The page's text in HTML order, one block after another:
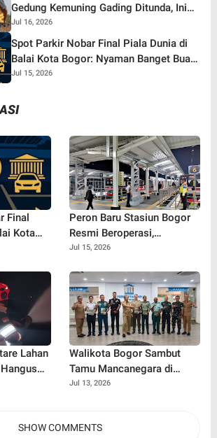
Gedung Kemuning Gading Ditunda, Ini
yang Tetap Gaspol!
Jul 16, 2026
Spot Parkir Nobar Final Piala Dunia di
Balai Kota Bogor: Nyaman Banget Buat
Nonton Bareng!
Jul 15, 2026
Final
Kota
Peron Baru Stasiun Bogor
Resmi Beroperasi,
Commuter Line SF12 Siap
Jul 15, 2026
Lahan
Walikota Bogor Sambut
Tamu Mancanegara di
Perpustakaan Kota Bogor,
Jul 13, 2026
SHOW COMMENTS